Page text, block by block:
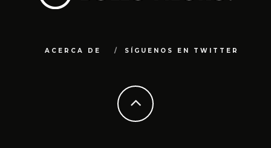
ACERCA DE SÍGUENOS EN TWITTER